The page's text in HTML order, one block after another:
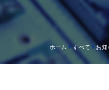
ホーム すべて お知